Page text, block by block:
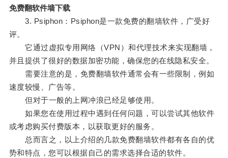
免费翻软件墙下载
3. Psiphon：Psiphon是一款免费的翻墙软件，广受好
评。
它通过虚拟专用网络（VPN）和代理技术来实现翻墙，
并且提供了很好的数据加密功能，确保您的在线隐私安全。
需要注意的是，免费翻墙软件通常会有一些限制，例如
速度较慢、广告等。
但对于一般的上网冲浪已经足够使用。
如果您在使用过程中遇到任何问题，可以尝试其他软件
或考虑购买付费版本，以获取更好的服务。
总而言之，以上介绍的几款免费翻墙软件都有各自的优
势和特点，您可以根据自己的需求选择合适的软件。